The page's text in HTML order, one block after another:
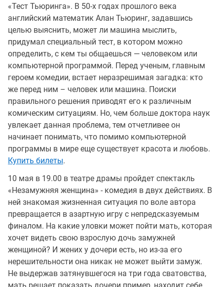
«Тест Тьюринга». В 50-х годах прошлого века
английский математик Алан Тьюринг, задавшись
целью выяснить, может ли машина мыслить,
придумал специальный тест, в котором можно
определить, с кем ты общаешься — человеком или
компьютерной программой. Перед ученым, главным
героем комедии, встает неразрешимая загадка: кто
же перед ним – человек или машина. Поиски
правильного решения приводят его к различным
комическим ситуациям. Но, чем больше доктора наук
увлекает данная проблема, тем отчетливее он
начинает понимать, что помимо компьютерной
программы в мире еще существует красота и любовь.
Купить билеты.
10 мая в 19.00 в театре драмы пройдет спектакль
«Незамужняя женщина» - комедия в двух действиях. В
ней знакомая жизненная ситуация по воле автора
превращается в азартную игру с непредсказуемым
финалом. На какие уловки может пойти мать, которая
хочет видеть свою взрослую дочь замужней
женщиной? И жених у дочери есть, но из-за его
нерешительности она никак не может выйти замуж.
Не выдержав затянувшегося на три года сватовства,